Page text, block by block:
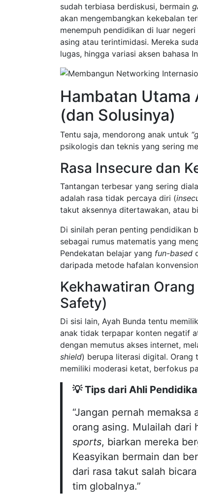
sudah terbiasa berdiskusi, bermain
akan mengembangkan kekebalan
menempuh pendidikan di luar
asing atau terintimidasi. Mereka
lugas, hingga variasi aksen bahasa
Hambatan Utama
(dan Solusinya)
Tentu saja, mendorong anak untuk
psikologis dan teknis yang sering
Rasa Insecure dan
Tantangan terbesar yang sering
adalah rasa tidak percaya diri (
takut aksennya ditertawakan, atau
Di sinilah peran penting pendidikan
sebagai rumus matematis yang
Pendekatan belajar yang fun-based
daripada metode hafalan
Kekhawatiran
Safety)
Di sisi lain, Ayah Bunda tentu
anak tidak terpapar konten negatif
dengan memutus akses internet,
shield) berupa literasi digital. Orang
memiliki moderasi ketat, berfokus
💡 Tips dari Ahli
“Jangan pernah memaksa
orang asing. Mulailah dari
sports, biarkan mereka
Keasyikan bermain dan
dari rasa takut salah
tim globalnya.”